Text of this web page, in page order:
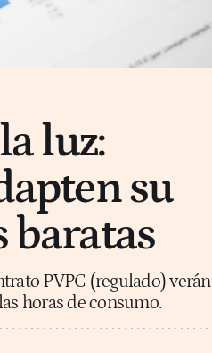
luz:
su
baratas
PVPC (regulado) verán
horas de consumo.